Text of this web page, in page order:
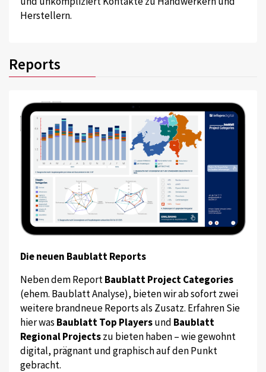
Herstellern.
Reports
Die neuen Baublatt Reports
Neben dem ReportBaublatt Project Categories
(ehem. Baublatt Analyse), bieten wir ab sofort zwei
weitere brandneue Reports als Zusatz. Erfahren Sie
hier was Baublatt Top Playersund Baublatt
Regional Projectszu bieten haben – wie gewohnt
digital, prägnant und graphisch auf den Punkt
gebracht.